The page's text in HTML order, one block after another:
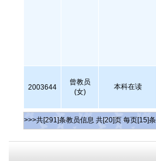
2003644
曾教员
(女)
本科在读
>>>共[291]条教员信息 共[20]页 每页[15]条